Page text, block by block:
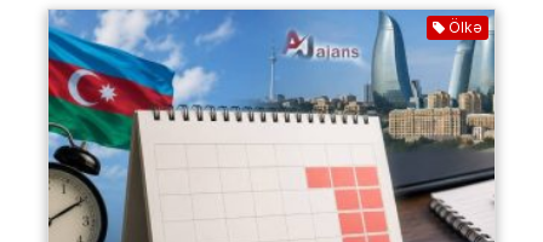
Ölkə